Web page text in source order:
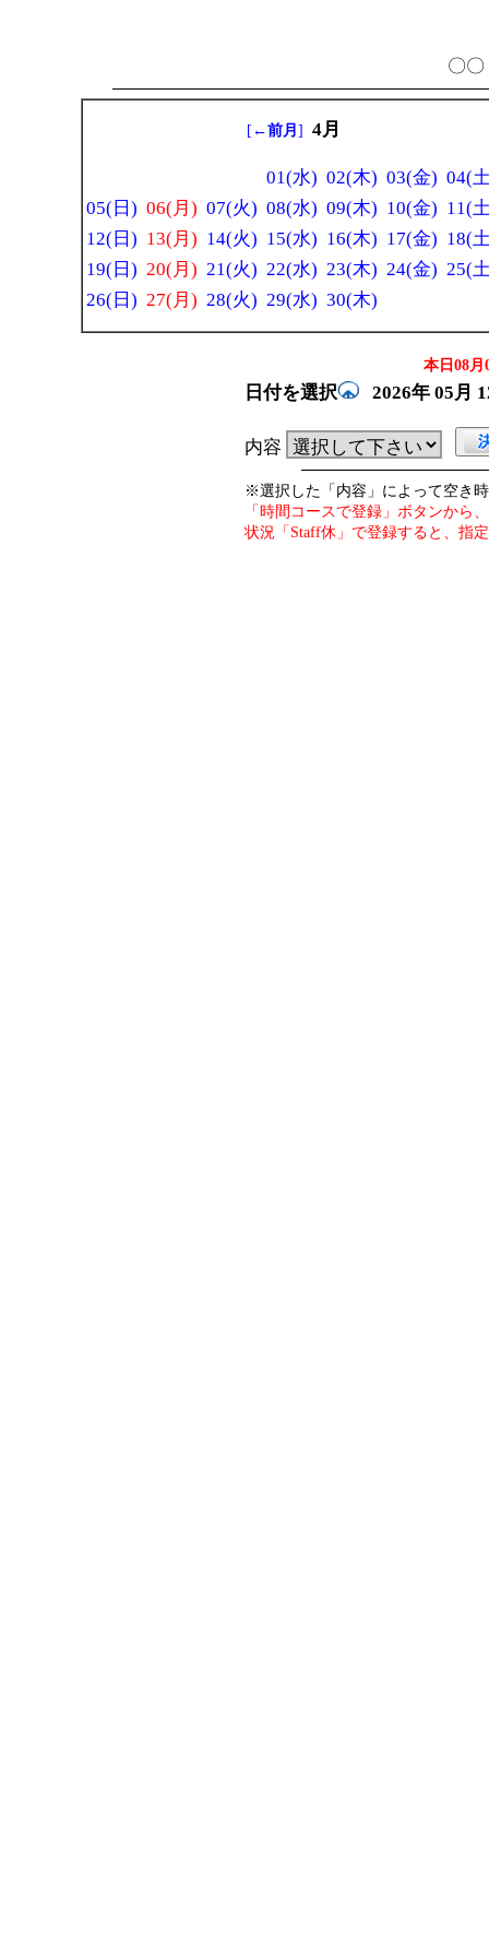
〇
[ ←前月 ] 4月
01(水) 02(木) 03(金) 04(
05(日) 06(月) 07(火) 08(水) 09(木) 10(金) 11(
12(日) 13(月) 14(火) 15(水) 16(木) 17(金) 18(
19(日) 20(月) 21(火) 22(水) 23(木) 24(金) 25(
26(日) 27(月) 28(火) 29(水) 30(木)
本日08月
日付を選択 2026年 05月
内容
※選択した「内容」によって空き
「時間コースで登録」ボタンから
状況「Staff休」で登録すると、指